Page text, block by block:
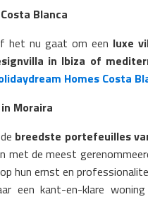
Blanca
het nu gaat om een luxe
in Ibiza of
Homes Costa
Moraira
breedste portefeuilles
met de meest
hun ernst en
een kant-en-klare